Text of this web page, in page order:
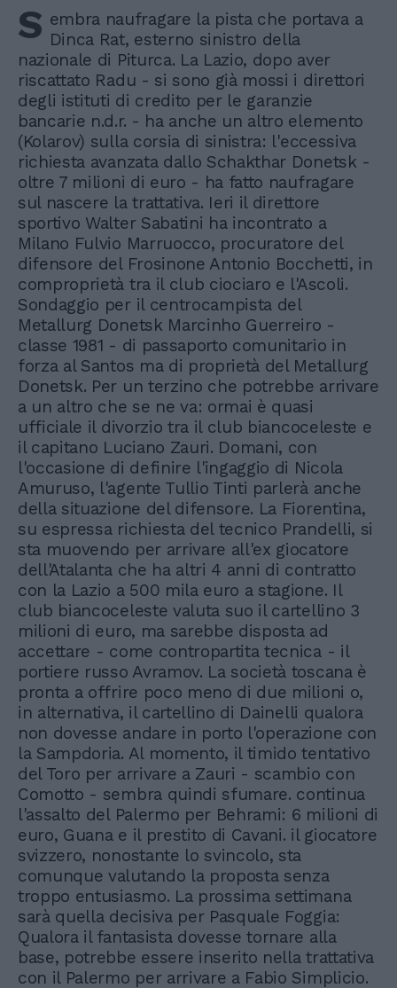
S embra naufragare la pista che portava a
Dinca Rat, esterno sinistro della
nazionale di Piturca. La Lazio, dopo aver
riscattato Radu - si sono già mossi i direttori
degli istituti di credito per le garanzie
bancarie n.d.r. - ha anche un altro elemento
(Kolarov) sulla corsia di sinistra: l'eccessiva
richiesta avanzata dallo Schakthar Donetsk -
oltre 7 milioni di euro - ha fatto naufragare
sul nascere la trattativa. Ieri il direttore
sportivo Walter Sabatini ha incontrato a
Milano Fulvio Marruocco, procuratore del
difensore del Frosinone Antonio Bocchetti, in
comproprietà tra il club ciociaro e l'Ascoli.
Sondaggio per il centrocampista del
Metallurg Donetsk Marcinho Guerreiro -
classe 1981 - di passaporto comunitario in
forza al Santos ma di proprietà del Metallurg
Donetsk. Per un terzino che potrebbe arrivare
a un altro che se ne va: ormai è quasi
ufficiale il divorzio tra il club biancoceleste e
il capitano Luciano Zauri. Domani, con
l'occasione di definire l'ingaggio di Nicola
Amuruso, l'agente Tullio Tinti parlerà anche
della situazione del difensore. La Fiorentina,
su espressa richiesta del tecnico Prandelli, si
sta muovendo per arrivare all'ex giocatore
dell'Atalanta che ha altri 4 anni di contratto
con la Lazio a 500 mila euro a stagione. Il
club biancoceleste valuta suo il cartellino 3
milioni di euro, ma sarebbe disposta ad
accettare - come contropartita tecnica - il
portiere russo Avramov. La società toscana è
pronta a offrire poco meno di due milioni o,
in alternativa, il cartellino di Dainelli qualora
non dovesse andare in porto l'operazione con
la Sampdoria. Al momento, il timido tentativo
del Toro per arrivare a Zauri - scambio con
Comotto - sembra quindi sfumare. continua
l'assalto del Palermo per Behrami: 6 milioni di
euro, Guana e il prestito di Cavani. il giocatore
svizzero, nonostante lo svincolo, sta
comunque valutando la proposta senza
troppo entusiasmo. La prossima settimana
sarà quella decisiva per Pasquale Foggia:
Qualora il fantasista dovesse tornare alla
base, potrebbe essere inserito nella trattativa
con il Palermo per arrivare a Fabio Simplicio.